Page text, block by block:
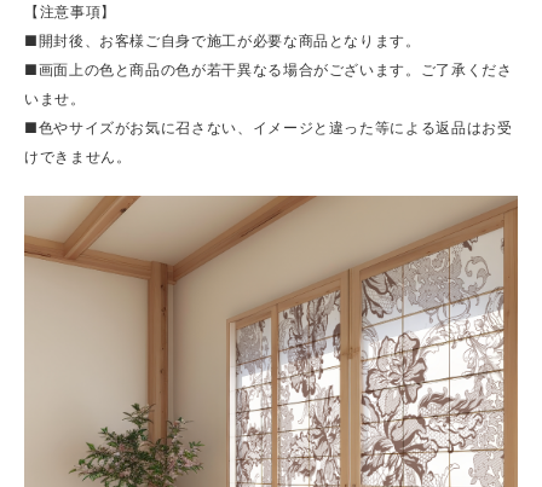
【注意事項】
■開封後、お客様ご自身で施工が必要な商品となります。
■画面上の色と商品の色が若干異なる場合がございます。ご了承くださ
いませ。
■色やサイズがお気に召さない、イメージと違った等による返品はお受
けできません。